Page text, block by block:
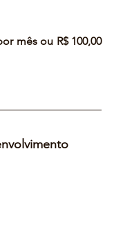
mês ou R$ 100,00